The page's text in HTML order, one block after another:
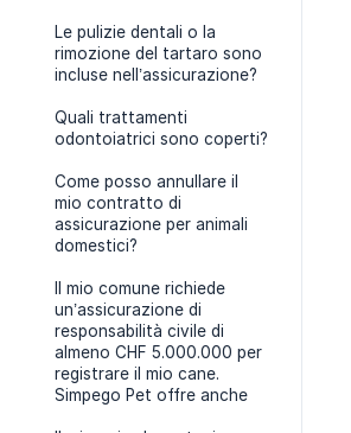
Le pulizie dentali o la
rimozione del tartaro sono
incluse nell’assicurazione?
Quali trattamenti
odontoiatrici sono coperti?
Come posso annullare il
mio contratto di
assicurazione per animali
domestici?
Il mio comune richiede
un’assicurazione di
responsabilità civile di
almeno CHF 5.000.000 per
registrare il mio cane.
Simpego Pet offre anche